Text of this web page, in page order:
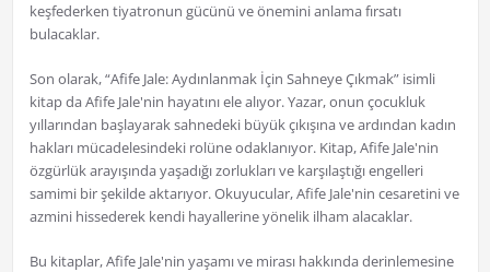
keşfederken tiyatronun gücünü ve önemini anlama fırsatı
bulacaklar.
Son olarak, “Afife Jale: Aydınlanmak İçin Sahneye Çıkmak” isimli
kitap da Afife Jale'nin hayatını ele alıyor. Yazar, onun çocukluk
yıllarından başlayarak sahnedeki büyük çıkışına ve ardından kadın
hakları mücadelesindeki rolüne odaklanıyor. Kitap, Afife Jale'nin
özgürlük arayışında yaşadığı zorlukları ve karşılaştığı engelleri
samimi bir şekilde aktarıyor. Okuyucular, Afife Jale'nin cesaretini ve
azmini hissederek kendi hayallerine yönelik ilham alacaklar.
Bu kitaplar, Afife Jale'nin yaşamı ve mirası hakkında derinlemesine